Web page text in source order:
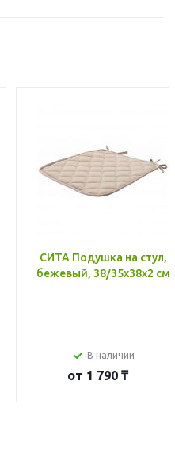
СИТА Подушка на стул,
бежевый, 38/35x38x2 см
В наличии
от 1 790 ₸